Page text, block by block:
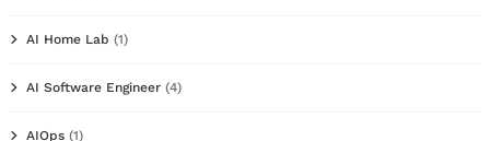
AI Home Lab (1)
AI Software Engineer (4)
AIOps (1)